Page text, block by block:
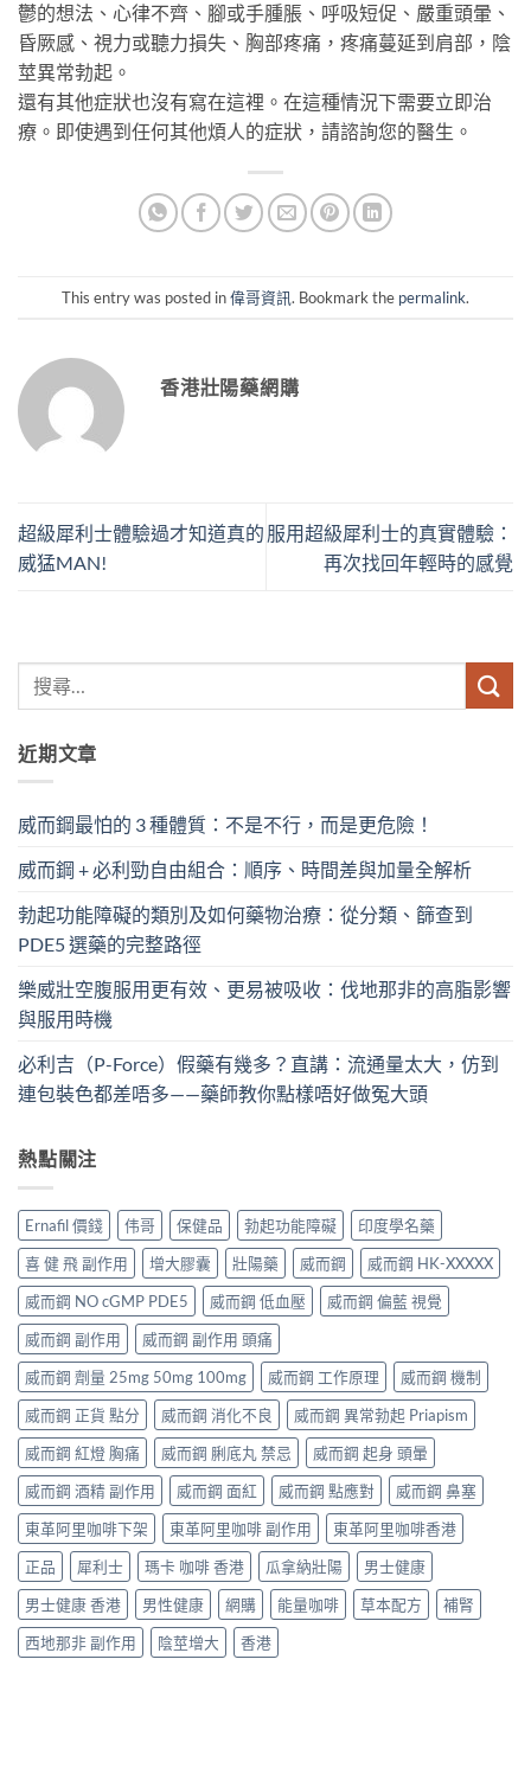
鬱的想法、心律不齊、腳或手腫脹、呼吸短促、嚴重頭暈、
昏厥感、視力或聽力損失、胸部疼痛，疼痛蔓延到肩部，陰
莖異常勃起。
還有其他症狀也沒有寫在這裡。在這種情況下需要立即治
療。即使遇到任何其他煩人的症狀，請諮詢您的醫生。
This entry was posted in偉哥資訊. Bookmark the permalink.
香港壯陽藥網購
超級犀利士體驗過才知道真的
威猛MAN!
服用超級犀利士的真實體驗：
再次找回年輕時的感覺
近期文章
威而鋼最怕的 3 種體質：不是不行，而是更危險！
威而鋼 + 必利勁自由組合：順序、時間差與加量全解析
勃起功能障礙的類別及如何藥物治療：從分類、篩查到
PDE5 選藥的完整路徑
樂威壯空腹服用更有效、更易被吸收：伐地那非的高脂影響
與服用時機
必利吉（P-Force）假藥有幾多？直講：流通量太大，仿到
連包裝色都差唔多——藥師教你點樣唔好做冤大頭
熱點關注
Ernafil 價錢 伟哥 保健品 勃起功能障礙
印度學名藥
喜 健 飛 副作用
增大膠囊 壯陽藥 威而鋼
威而鋼 HK-XXXXX
威而鋼 NO cGMP PDE5
威而鋼 低血壓
威而鋼 偏藍 視覺
威而鋼 副作用
威而鋼 副作用 頭痛
威而鋼 劑量 25mg 50mg 100mg
威而鋼 工作原理
威而鋼 機制
威而鋼 正貨 點分
威而鋼 消化不良
威而鋼 異常勃起 Priapism
威而鋼 紅燈 胸痛
威而鋼 脷底丸 禁忌
威而鋼 起身 頭暈
威而鋼 酒精 副作用
威而鋼 面紅 威而鋼 點應對
威而鋼 鼻塞
東革阿里咖啡下架
東革阿里咖啡 副作用
東革阿里咖啡香港
正品
犀利士 瑪卡 咖啡 香港 瓜拿納壯陽
男士健康
男士健康 香港
男性健康 網購 能量咖啡 草本配方
補腎
西地那非 副作用
陰莖增大 香港